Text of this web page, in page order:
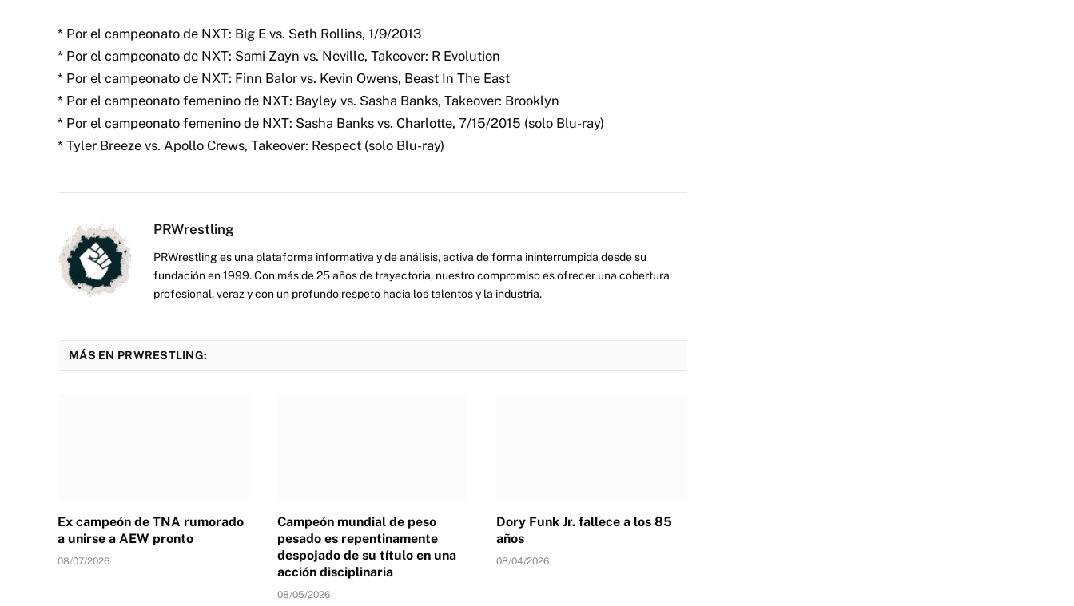
* Por el campeonato de NXT: Big E vs. Seth Rollins, 1/9/2013
* Por el campeonato de NXT: Sami Zayn vs. Neville, Takeover: R Evolution
* Por el campeonato de NXT: Finn Balor vs. Kevin Owens, Beast In The East
* Por el campeonato femenino de NXT: Bayley vs. Sasha Banks, Takeover: Brooklyn
* Por el campeonato femenino de NXT: Sasha Banks vs. Charlotte, 7/15/2015 (solo Blu-ray)
* Tyler Breeze vs. Apollo Crews, Takeover: Respect (solo Blu-ray)
PRWrestling
PRWrestling es una plataforma informativa y de análisis, activa de forma ininterrumpida desde su
fundación en 1999. Con más de 25 años de trayectoria, nuestro compromiso es ofrecer una cobertura
profesional, veraz y con un profundo respeto hacia los talentos y la industria.
MÁS EN PRWRESTLING:
Ex campeón de TNA rumorado
a unirse a AEW pronto
08/07/2026
Campeón mundial de peso
pesado es repentinamente
despojado de su título en una
acción disciplinaria
08/05/2026
Dory Funk Jr. fallece a los 85
años
08/04/2026